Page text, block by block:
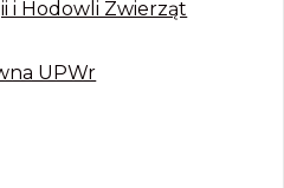
i Hodowli Zwierząt
UPWr